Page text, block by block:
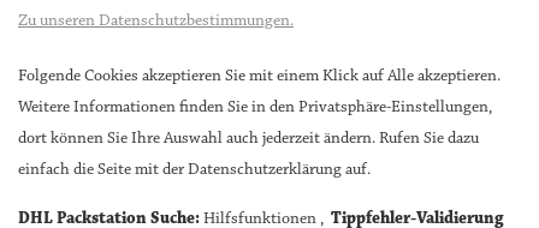
Wichtel
1 In den Warenkorb
Zu unseren Datenschutzbestimmungen.
Folgende Cookies akzeptieren Sie mit einem Klick auf Alle akzeptieren.
Weitere Informationen finden Sie in den Privatsphäre-Einstellungen,
dort können Sie Ihre Auswahl auch jederzeit ändern. Rufen Sie dazu
einfach die Seite mit der Datenschutzerklärung auf.
DHL Packstation Suche: Hilfsfunktionen , Tippfehler-Validierung